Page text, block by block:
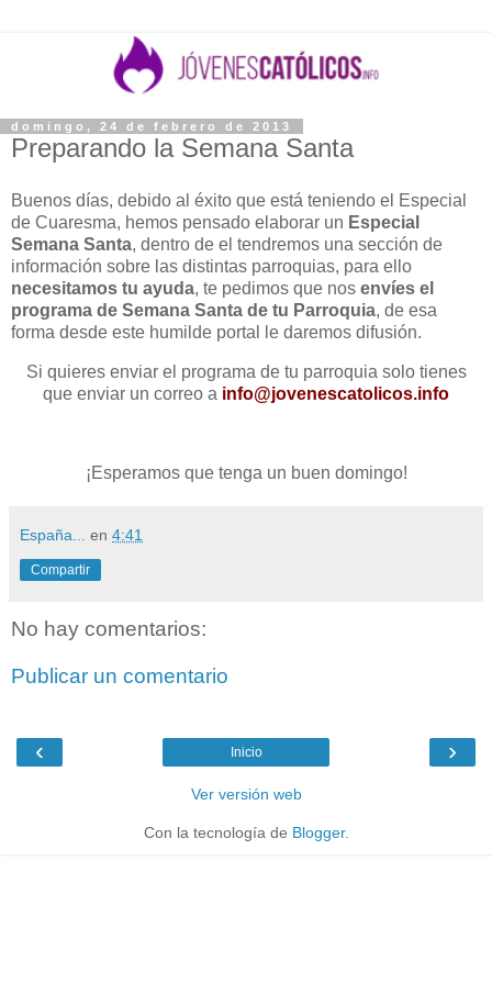
domingo, 24 de febrero de 2013
Preparando la Semana Santa
Buenos días, debido al éxito que está teniendo el Especial
de Cuaresma, hemos pensado elaborar un Especial
Semana Santa, dentro de el tendremos una sección de
información sobre las distintas parroquias, para ello
necesitamos tu ayuda, te pedimos que nos envíes el
programa de Semana Santa de tu Parroquia, de esa
forma desde este humilde portal le daremos difusión.
Si quieres enviar el programa de tu parroquia solo tienes
que enviar un correo a info@jovenescatolicos.info
¡Esperamos que tenga un buen domingo!
España... en 4:41
Compartir
No hay comentarios:
Publicar un comentario
‹ ›
Inicio
Ver versión web
Con la tecnología de Blogger.